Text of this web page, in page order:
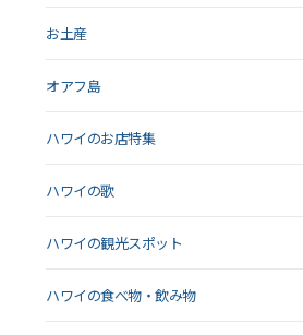
お土産
オアフ島
ハワイのお店特集
ハワイの歌
ハワイの観光スポット
ハワイの食べ物・飲み物